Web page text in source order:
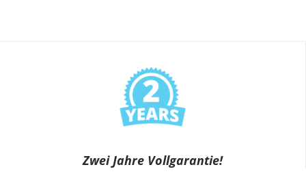
Zwei Jahre Vollgarantie!